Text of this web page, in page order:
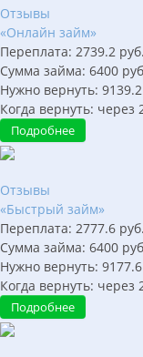
Отзывы
«Онлайн займ»
Переплата: 2739.2 руб.
Сумма займа: 6400
Нужно вернуть: 9139.2
Когда вернуть: через
Подробнее
Отзывы
«Быстрый займ»
Переплата: 2777.6 руб.
Сумма займа: 6400
Нужно вернуть: 9177.6
Когда вернуть: через
Подробнее